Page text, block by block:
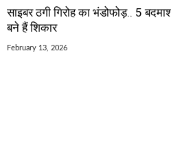
साइबर ठगी गिरोह का भंडोफोड़.. 5
बने हैं शिकार
February 13, 2026